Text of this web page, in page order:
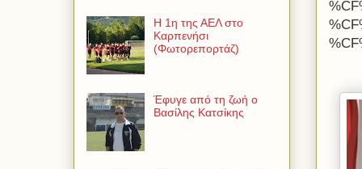
Η 1η της ΑΕΛ στο
Καρπενήσι
(Φωτορεπορτάζ)
Έφυγε από τη ζωή ο
Βασίλης Κατσίκης